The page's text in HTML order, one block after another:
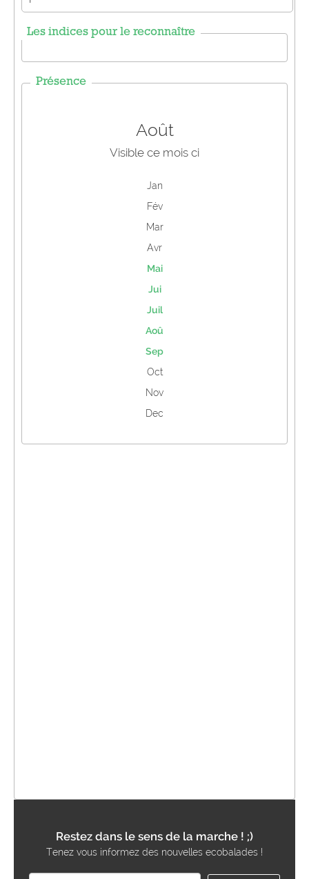
Les indices pour le reconnaître
Présence
Août
Visible ce mois ci
Jan
Fév
Mar
Avr
Mai
Jui
Juil
Aoû
Sep
Oct
Nov
Dec
Restez dans le sens de la marche ! ;)
Tenez vous informez des nouvelles ecobalades !